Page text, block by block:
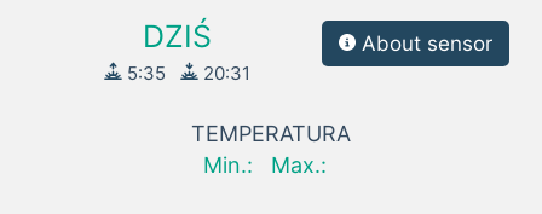
About sensor
DZIŚ
5:35 20:31
TEMPERATURA
Min.:
Max.: